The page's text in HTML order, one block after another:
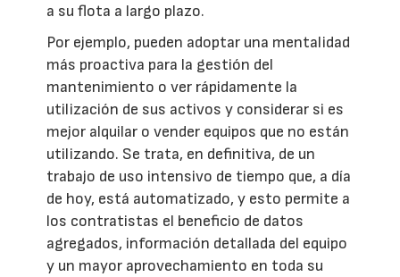
a su flota a largo plazo.
Por ejemplo, pueden adoptar una mentalidad
más proactiva para la gestión del
mantenimiento o ver rápidamente la
utilización de sus activos y considerar si es
mejor alquilar o vender equipos que no están
utilizando. Se trata, en definitiva, de un
trabajo de uso intensivo de tiempo que, a día
de hoy, está automatizado, y esto permite a
los contratistas el beneficio de datos
agregados, información detallada del equipo
y un mayor aprovechamiento en toda su